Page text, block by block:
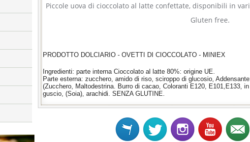
Piccole uova di cioccolato al latte confettate, disponibili in
Gluten free.
PRODOTTO DOLCIARIO - OVETTI DI CIOCCOLATO - MINIEX
Ingredienti: parte interna Cioccolato al latte 80%: origine UE.
Parte esterna: zucchero, amido di riso, sciroppo di glucosio,
(Zucchero, Maltodestrina. Burro di cacao, Coloranti E120, E101,E133,
guscio, (Soia), arachidi. SENZA GLUTINE.